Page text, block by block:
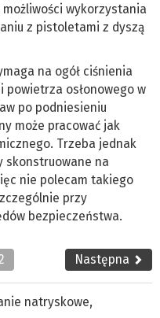
wykorzystania
z pistoletami z dyszą
na ogół ciśnienia
powietrza osłonowego w
po podniesieniu
może pracować jak
Trzeba jednak
skonstruowane na
nie polecam takiego
przy
bezpieczeństwa.
Następna
natryskowe,